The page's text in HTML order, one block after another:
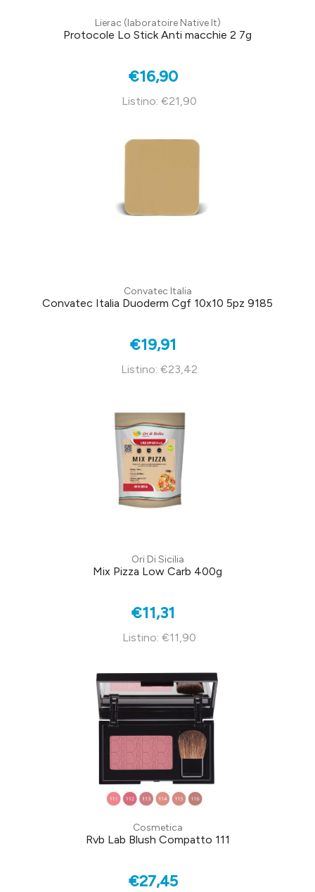
Lierac (laboratoire Native It)
Protocole Lo Stick Anti macchie 2 7g
€16,90
Listino: €21,90
Convatec Italia
Convatec Italia Duoderm Cgf 10x10 5pz 9185
€19,91
Listino: €23,42
Ori Di Sicilia
Mix Pizza Low Carb 400g
€11,31
Listino: €11,90
Cosmetica
Rvb Lab Blush Compatto 111
€27,45